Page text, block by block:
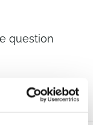
question